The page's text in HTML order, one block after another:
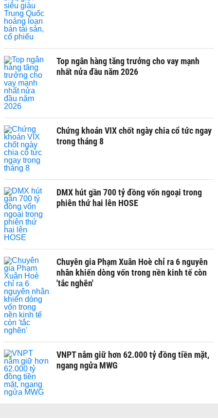
Top ngân hàng tăng trưởng cho vay mạnh
nhất nửa đầu năm 2026
Chứng khoán VIX chốt ngày chia cổ tức ngay
trong tháng 8
DMX hút gần 700 tỷ đồng vốn ngoại trong
phiên thứ hai lên HOSE
Chuyên gia Phạm Xuân Hoè chỉ ra 6 nguyên
nhân khiến dòng vốn trong nền kinh tế còn
'tắc nghẽn'
VNPT nắm giữ hơn 62.000 tỷ đồng tiền mặt,
ngang ngửa MWG